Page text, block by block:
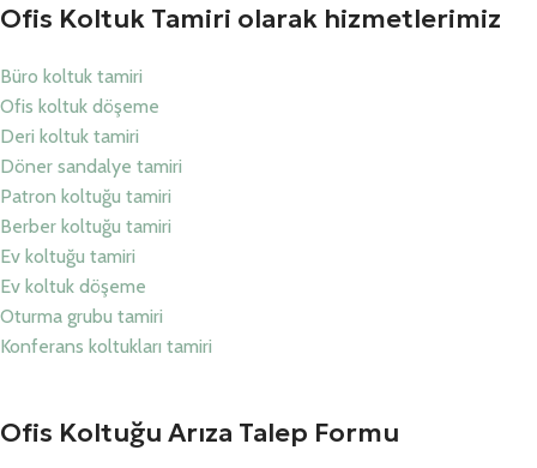
Ofis Koltuk Tamiri olarak hizmetlerimiz
Büro koltuk tamiri
Ofis koltuk döşeme
Deri koltuk tamiri
Döner sandalye tamiri
Patron koltuğu tamiri
Berber koltuğu tamiri
Ev koltuğu tamiri
Ev koltuk döşeme
Oturma grubu tamiri
Konferans koltukları tamiri
Ofis Koltuğu Arıza Talep Formu